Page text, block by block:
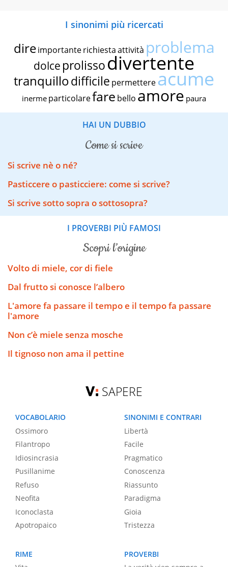
I sinonimi più ricercati
dire importante richiestaattività problema
dolce prolissodivertente
tranquillodifficile permettereacume
inerme particolarefare bello amore paura
HAI UN DUBBIO
come si scrive
Si scrive nè o né?
Pasticcere o pasticciere: come si scrive?
Si scrive sotto sopra o sottosopra?
I PROVERBI PIÙ FAMOSI
scopri l’origine
Volto di miele, cor di fiele
Dal frutto si conosce l’albero
L'amore fa passare il tempo e il tempo fa passare
l'amore
Non c’è miele senza mosche
Il tignoso non ama il pettine
SAPERE
VOCABOLARIO
Ossimoro
Filantropo
Idiosincrasia
Pusillanime
Refuso
Neofita
Iconoclasta
Apotropaico
SINONIMI E CONTRARI
Libertà
Facile
Pragmatico
Conoscenza
Riassunto
Paradigma
Gioia
Tristezza
RIME
PROVERBI